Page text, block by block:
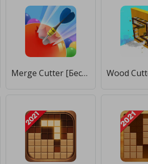
Merge Cutter [Бесплатные покупки]